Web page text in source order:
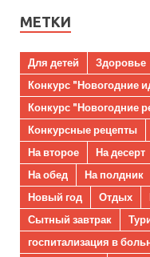
МЕТКИ
Для детей
Здоровье
Конкурс "Новогодние
Конкурс "Новогодние
Конкурсные рецепты
На второе
На десерт
На обед
На полдник
Новый год
Отдых
Сытный завтрак
госпитализация в